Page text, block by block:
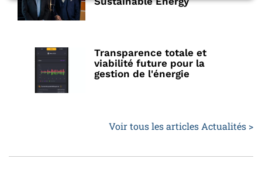
Transparence totale et
viabilité future pour la
gestion de l'énergie
Voir tous les articles Actualités >